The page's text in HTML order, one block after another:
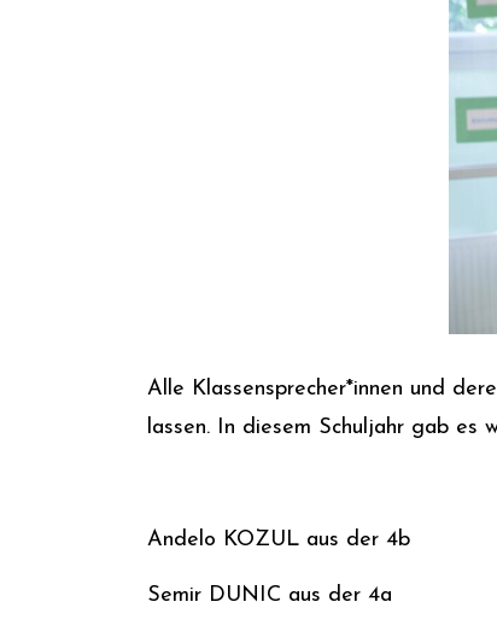
Alle Klassensprecher*innen und
lassen. In diesem Schuljahr gab es
Andelo KOZUL aus der 4b
Semir DUNIC aus der 4a